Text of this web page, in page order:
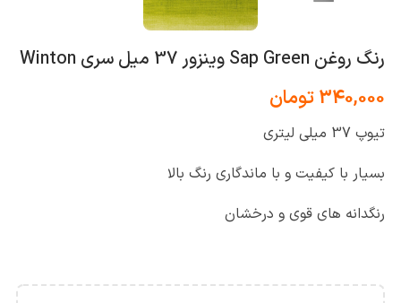
رنگ روغن Sap Green وینزور 37 میل سری Winton
340,000تومان
تیوپ 37 میلی لیتری
بسیار با کیفیت و با ماندگاری رنگ بالا
رنگدانه های قوی و درخشان